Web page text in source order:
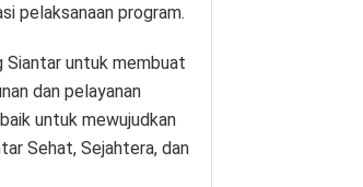
pelaksanaan program.
Siantar untuk membuat
dan pelayanan
untuk mewujudkan
Sehat, Sejahtera, dan